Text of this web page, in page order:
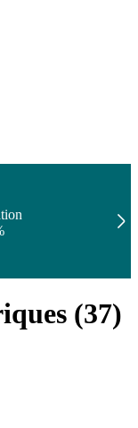
(37)